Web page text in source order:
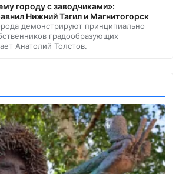
городу с заводчиками»:
Нижний Тагил и Магнитогорск
демонстрируют принципиально
градообразующих
Анатолий Толстов.